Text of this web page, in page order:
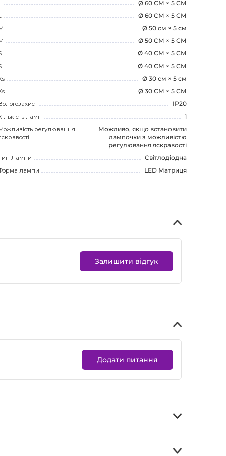
Ø 60 СМ × 5 СМ
Ø 60 СМ × 5 СМ
Ø 50 см × 5 см
Ø 50 СМ × 5 СМ
Ø 40 СМ × 5 СМ
Ø 40 СМ × 5 СМ
Ø 30 см × 5 см
Ø 30 СМ × 5 СМ
IP20
ламп
1
регулювання
Можливо, якщо встановити
лампочки з можливістю
регулювання яскравості
Лампи
Світлодіодна
лампи
LED Матриця
Залишити відгук
Додати питання